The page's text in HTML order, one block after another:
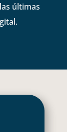
últimas